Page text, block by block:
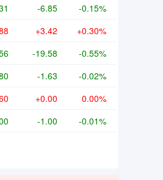
-6.85 -0.15%
+3.42 +0.30%
-19.58 -0.55%
-1.63 -0.02%
+0.00 0.00%
-1.00 -0.01%